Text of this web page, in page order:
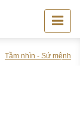
Tầm nhìn - Sứ mệnh